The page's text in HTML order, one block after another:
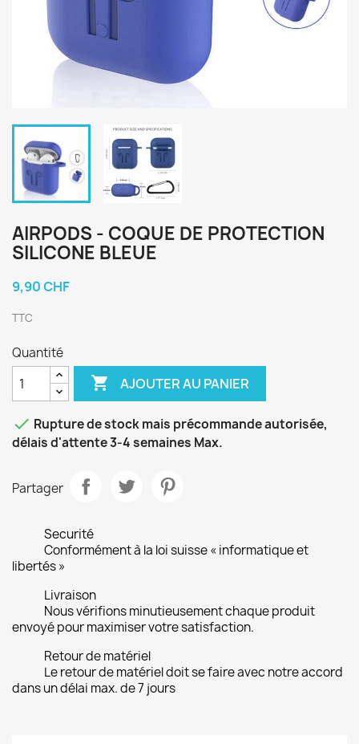
AIRPODS - COQUE DE PROTECTION
SILICONE BLEUE
9,90 CHF
TTC
Quantité
 AJOUTER AU PANIER
 Rupture de stock mais précommande autorisée,
délais d'attente 3-4 semaines Max.
Partager
Securité
Conformément à la loi suisse « informatique et
libertés »
Livraison
Nous vérifions minutieusement chaque produit
envoyé pour maximiser votre satisfaction.
Retour de matériel
Le retour de matériel doit se faire avec notre accord
dans un délai max. de 7 jours